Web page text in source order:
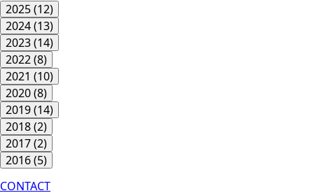
2025(12)
2024(13)
2023(14)
2022(8)
2021 (10)
2020(8)
2019(14)
2018(2)
2017(2)
2016(5)
CONTACT